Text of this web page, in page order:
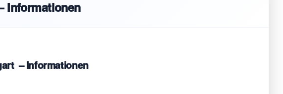
Informationen
– Informationen